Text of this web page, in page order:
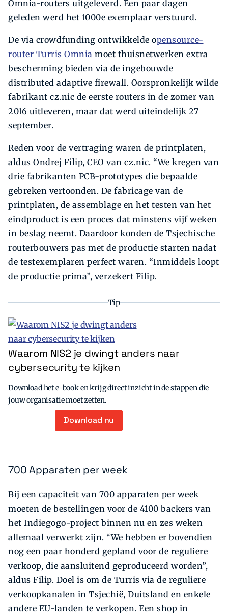
Omnia-routers uitgeleverd. Een paar dagen
geleden werd het 1000e exemplaar verstuurd.
De via crowdfunding ontwikkelde opensource-
router Turris Omnia moet thuisnetwerken extra
bescherming bieden via de ingebouwde
distributed adaptive firewall. Oorspronkelijk wilde
fabrikant cz.nic de eerste routers in de zomer van
2016 uitleveren, maar dat werd uiteindelijk 27
september.
Reden voor de vertraging waren de printplaten,
aldus Ondrej Filip, CEO van cz.nic. “We kregen van
drie fabrikanten PCB-prototypes die bepaalde
gebreken vertoonden. De fabricage van de
printplaten, de assemblage en het testen van het
eindproduct is een proces dat minstens vijf weken
in beslag neemt. Daardoor konden de Tsjechische
routerbouwers pas met de productie starten nadat
de testexemplaren perfect waren. “Inmiddels loopt
de productie prima”, verzekert Filip.
Tip
Waarom NIS2 je dwingt anders naar
cybersecurity te kijken
Download het e-book en krijg direct inzicht in de stappen die
jouw organisatie moet zetten.
Download nu
700 Apparaten per week
Bij een capaciteit van 700 apparaten per week
moeten de bestellingen voor de 4100 backers van
het Indiegogo-project binnen nu en zes weken
allemaal verwerkt zijn. “We hebben er bovendien
nog een paar honderd gepland voor de reguliere
verkoop, die aansluitend geproduceerd worden”,
aldus Filip. Doel is om de Turris via de reguliere
verkoopkanalen in Tsjechië, Duitsland en enkele
andere EU-landen te verkopen. Een shop in